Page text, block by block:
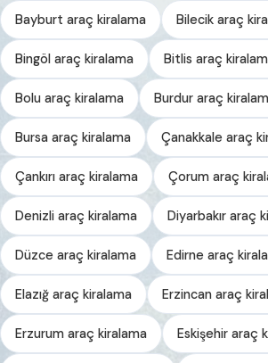
Bayburt araç kiralama Bilecik araç
Bingöl araç kiralama Bitlis araç
Bolu araç kiralama Burdur araç
Bursa araç kiralama Çanakkale araç
Çankırı araç kiralama Çorum araç
Denizli araç kiralama Diyarbakır araç
Düzce araç kiralama Edirne araç
Elazığ araç kiralama Erzincan araç
Erzurum araç kiralama Eskişehir araç